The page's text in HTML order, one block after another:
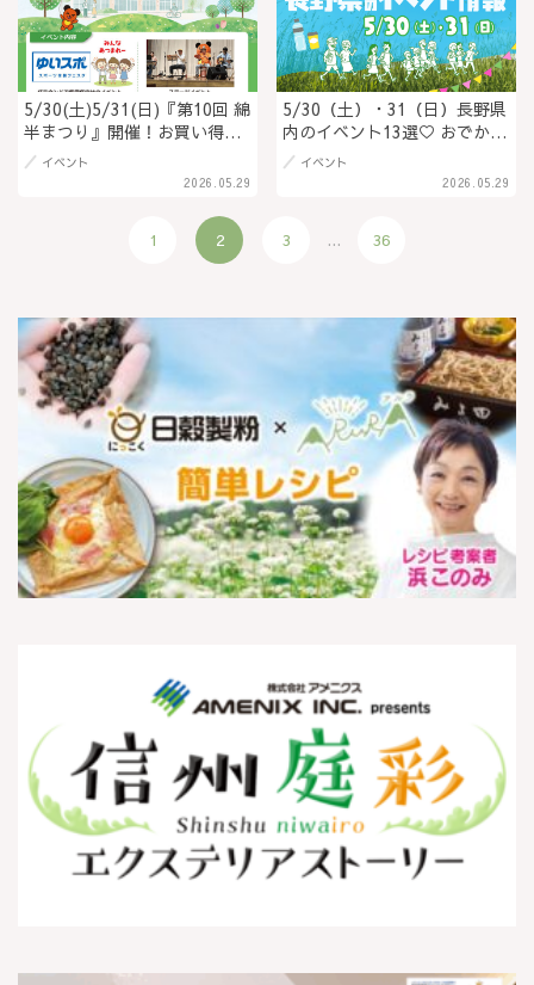
5/30(土)5/31(日)『第10回 綿
半まつり』開催！お買い得品
から体験イベントまで盛りだ
くさんの2日間＠長野県飯田市
2026.05.29
イベント
5/30（土）・31（日）長野県
内のイベント13選♡ おでかけ
を楽しもう！
2026.05.29
イベント
1 2 3 ... 36